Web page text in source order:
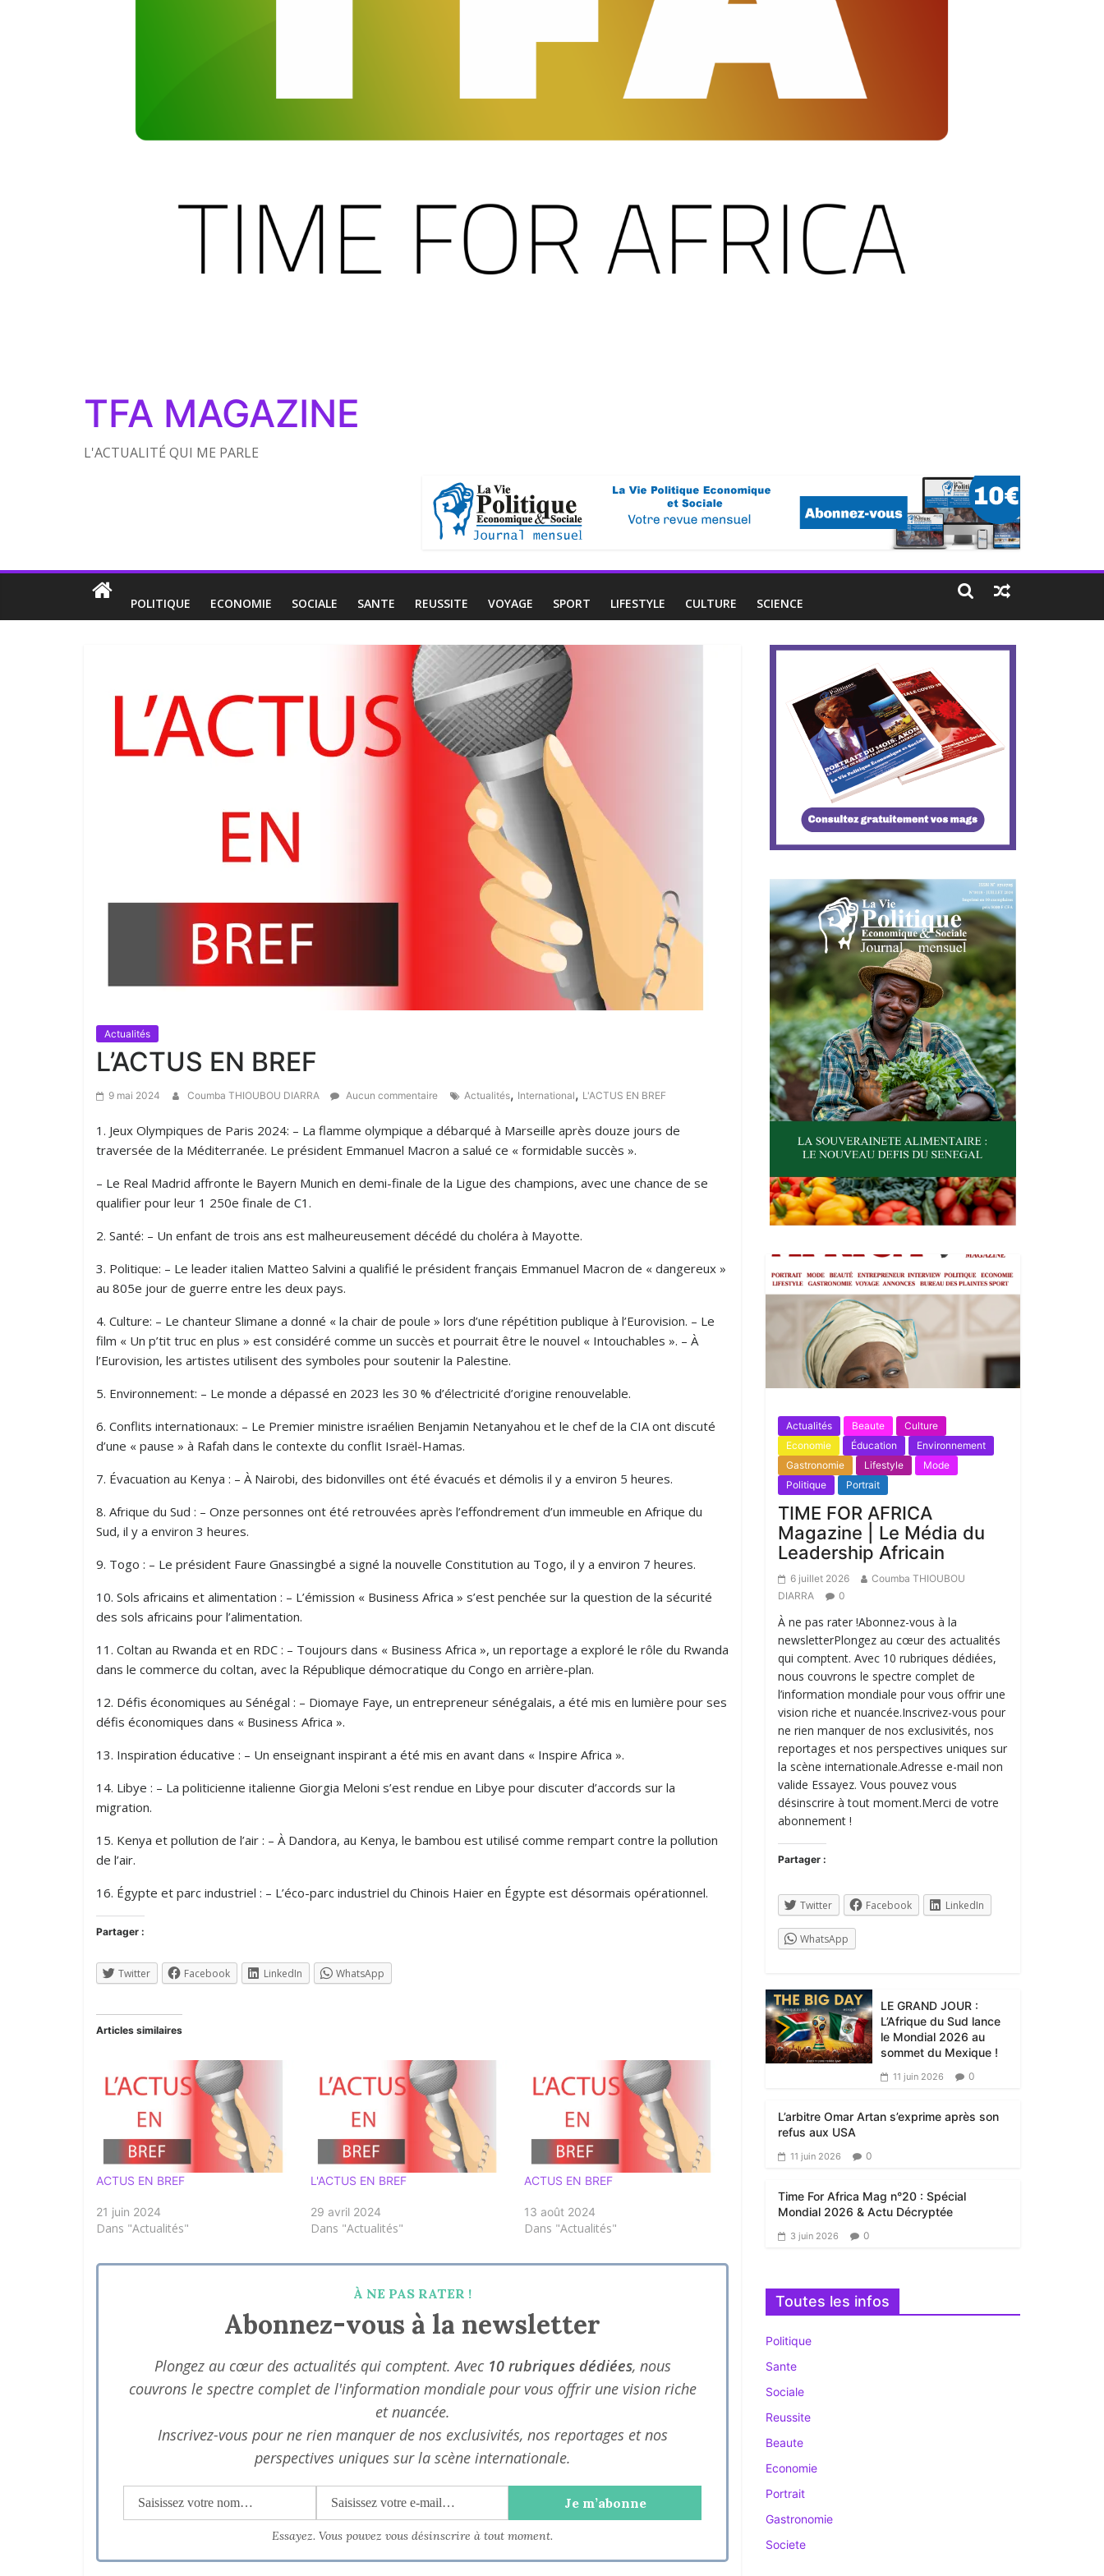
TFA MAGAZINE
L'ACTUALITÉ QUI ME PARLE
POLITIQUE ECONOMIE SOCIALE SANTE REUSSITE VOYAGE SPORT LIFESTYLE CULTURE SCIENCE
Actualités
L’ACTUS EN BREF
9 mai 2024 Coumba THIOUBOU DIARRA Aucun commentaire Actualités, International, L'ACTUS EN BREF
1. Jeux Olympiques de Paris 2024: – La flamme olympique a débarqué à Marseille après douze jours de
traversée de la Méditerranée. Le président Emmanuel Macron a salué ce « formidable succès ».
– Le Real Madrid affronte le Bayern Munich en demi-finale de la Ligue des champions, avec une chance de se
qualifier pour leur 1 250e finale de C1.
2. Santé: – Un enfant de trois ans est malheureusement décédé du choléra à Mayotte.
3. Politique: – Le leader italien Matteo Salvini a qualifié le président français Emmanuel Macron de « dangereux »
au 805e jour de guerre entre les deux pays.
4. Culture: – Le chanteur Slimane a donné « la chair de poule » lors d’une répétition publique à l’Eurovision. – Le
film « Un p’tit truc en plus » est considéré comme un succès et pourrait être le nouvel « Intouchables ». – À
l’Eurovision, les artistes utilisent des symboles pour soutenir la Palestine.
5. Environnement: – Le monde a dépassé en 2023 les 30 % d’électricité d’origine renouvelable.
6. Conflits internationaux: – Le Premier ministre israélien Benjamin Netanyahou et le chef de la CIA ont discuté
d’une « pause » à Rafah dans le contexte du conflit Israël-Hamas.
7. Évacuation au Kenya : – À Nairobi, des bidonvilles ont été évacués et démolis il y a environ 5 heures.
8. Afrique du Sud : – Onze personnes ont été retrouvées après l’effondrement d’un immeuble en Afrique du
Sud, il y a environ 3 heures.
9. Togo : – Le président Faure Gnassingbé a signé la nouvelle Constitution au Togo, il y a environ 7 heures.
10. Sols africains et alimentation : – L’émission « Business Africa » s’est penchée sur la question de la sécurité
des sols africains pour l’alimentation.
11. Coltan au Rwanda et en RDC : – Toujours dans « Business Africa », un reportage a exploré le rôle du Rwanda
dans le commerce du coltan, avec la République démocratique du Congo en arrière-plan.
12. Défis économiques au Sénégal : – Diomaye Faye, un entrepreneur sénégalais, a été mis en lumière pour ses
défis économiques dans « Business Africa ».
13. Inspiration éducative : – Un enseignant inspirant a été mis en avant dans « Inspire Africa ».
14. Libye : – La politicienne italienne Giorgia Meloni s’est rendue en Libye pour discuter d’accords sur la
migration.
15. Kenya et pollution de l’air : – À Dandora, au Kenya, le bambou est utilisé comme rempart contre la pollution
de l’air.
16. Égypte et parc industriel : – L’éco-parc industriel du Chinois Haier en Égypte est désormais opérationnel.
Partager :
Twitter Facebook LinkedIn WhatsApp
Articles similaires
ACTUS EN BREF
21 juin 2024
Dans "Actualités"
L'ACTUS EN BREF
29 avril 2024
Dans "Actualités"
ACTUS EN BREF
13 août 2024
Dans "Actualités"
À NE PAS RATER !
Abonnez-vous à la newsletter
Plongez au cœur des actualités qui comptent. Avec 10 rubriques dédiées, nous
couvrons le spectre complet de l'information mondiale pour vous offrir une vision riche
et nuancée.
Inscrivez-vous pour ne rien manquer de nos exclusivités, nos reportages et nos
perspectives uniques sur la scène internationale.
Essayez. Vous pouvez vous désinscrire à tout moment.
Actualités Beaute
Culture
Economie
Éducation
Environnement
Gastronomie
Lifestyle
Mode
Politique
Portrait
TIME FOR AFRICA
Magazine | Le Média du
Leadership Africain
6 juillet 2026
Coumba THIOUBOU
DIARRA
0
À ne pas rater !Abonnez-vous à la
newsletterPlongez au cœur des actualités
qui comptent. Avec 10 rubriques dédiées,
nous couvrons le spectre complet de
l’information mondiale pour vous offrir une
vision riche et nuancée.Inscrivez-vous pour
ne rien manquer de nos exclusivités, nos
reportages et nos perspectives uniques sur
la scène internationale.Adresse e-mail non
valide Essayez. Vous pouvez vous
désinscrire à tout moment.Merci de votre
abonnement !
Partager :
Twitter Facebook LinkedIn
WhatsApp
LE GRAND JOUR :
L’Afrique du Sud lance
le Mondial 2026 au
sommet du Mexique !
11 juin 2026 0
L’arbitre Omar Artan s’exprime après son
refus aux USA
11 juin 2026 0
Time For Africa Mag n°20 : Spécial
Mondial 2026 & Actu Décryptée
3 juin 2026 0
Toutes les infos
Politique
Sante
Sociale
Reussite
Beaute
Economie
Portrait
Gastronomie
Societe